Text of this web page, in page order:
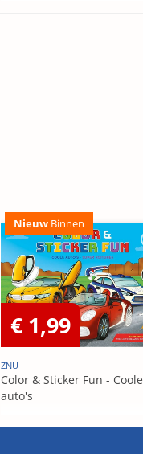
Nieuw Binnen
€ 1,99
ZNU
Color & Sticker Fun - Coole
auto's